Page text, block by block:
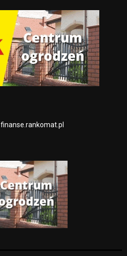
finanse.rankomat.pl